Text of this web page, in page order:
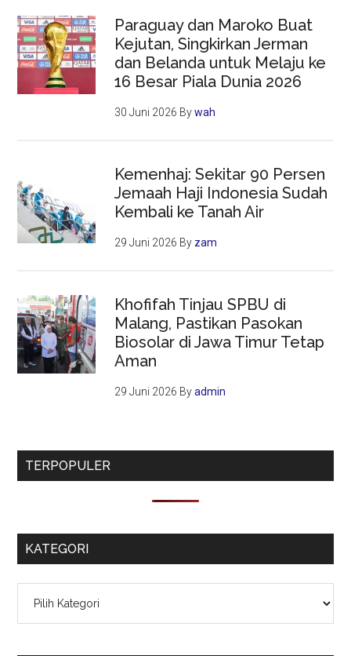
Paraguay dan Maroko Buat
Kejutan, Singkirkan Jerman
dan Belanda untuk Melaju ke
16 Besar Piala Dunia 2026
30 Juni 2026 Bywah
Kemenhaj: Sekitar 90 Persen
Jemaah Haji Indonesia Sudah
Kembali ke Tanah Air
29 Juni 2026 By zam
Khofifah Tinjau SPBU di
Malang, Pastikan Pasokan
Biosolar di Jawa Timur Tetap
Aman
29 Juni 2026 Byadmin
TERPOPULER
KATEGORI